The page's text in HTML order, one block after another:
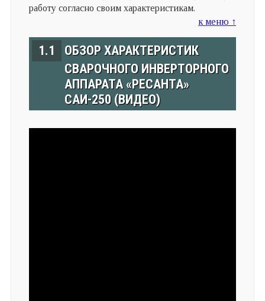
работу согласно своим характеристикам.
к меню ↑
1.1
ОБЗОР ХАРАКТЕРИСТИК
СВАРОЧНОГО ИНВЕРТОРНОГО
АППАРАТА «РЕСАНТА»
САИ-250 (ВИДЕО)